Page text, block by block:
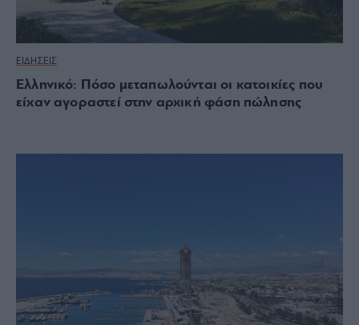
ΕΙΔΗΣΕΙΣ
Ελληνικό: Πόσο μεταπωλούνται οι κατοικίες που
είχαν αγοραστεί στην αρχική φάση πώλησης